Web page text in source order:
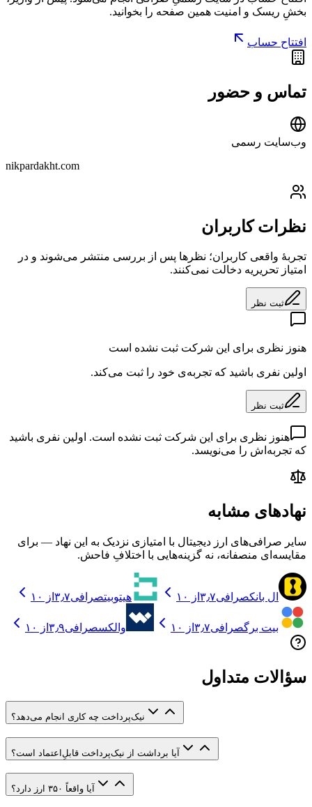
بخشِ ریسک و امنیت همین صفحه را بخوانید.
افتتاح حساب
تماس و حضور
وب‌سایت رسمی
nikpardakht.com
نظرات کاربران
تجربهٔ واقعی کاربران؛ نظرها پس از بررسی منتشر می‌شوند و در
امتیاز تحریریه دخالت نمی‌کنند.
ثبت نظر
هنوز نظری برای این شرکت ثبت نشده است
اولین نفری باشید که تجربه‌ی خود را ثبت می‌کند.
ثبت نظر
هنوز نظری برای این شرکت ثبت نشده است. اولین نفری باشید
که تجربه‌اش را می‌نویسد.
نهادهای مشابه
سایر صرافی‌های ارز دیجیتال با امتیازی نزدیک به این نهاد — برای
مقایسه‌ای منصفانه، نه گزینه‌هایی با اختلافِ فاحش.
ال بانکصرافی۳٫۷ از ۱۰ هیتوبیتصرافی۳٫۷ از ۱۰
بیت برگصرافی۳٫۷ از ۱۰ والکسصرافی۳٫۹ از ۱۰
سؤالات متداول
نیک‌پرداخت چه کاری انجام می‌دهد؟
آیا برداشت از نیک‌پرداخت قابلِ‌اعتماد است؟
آیا واقعاً ۳۵۰ ارز دارد؟